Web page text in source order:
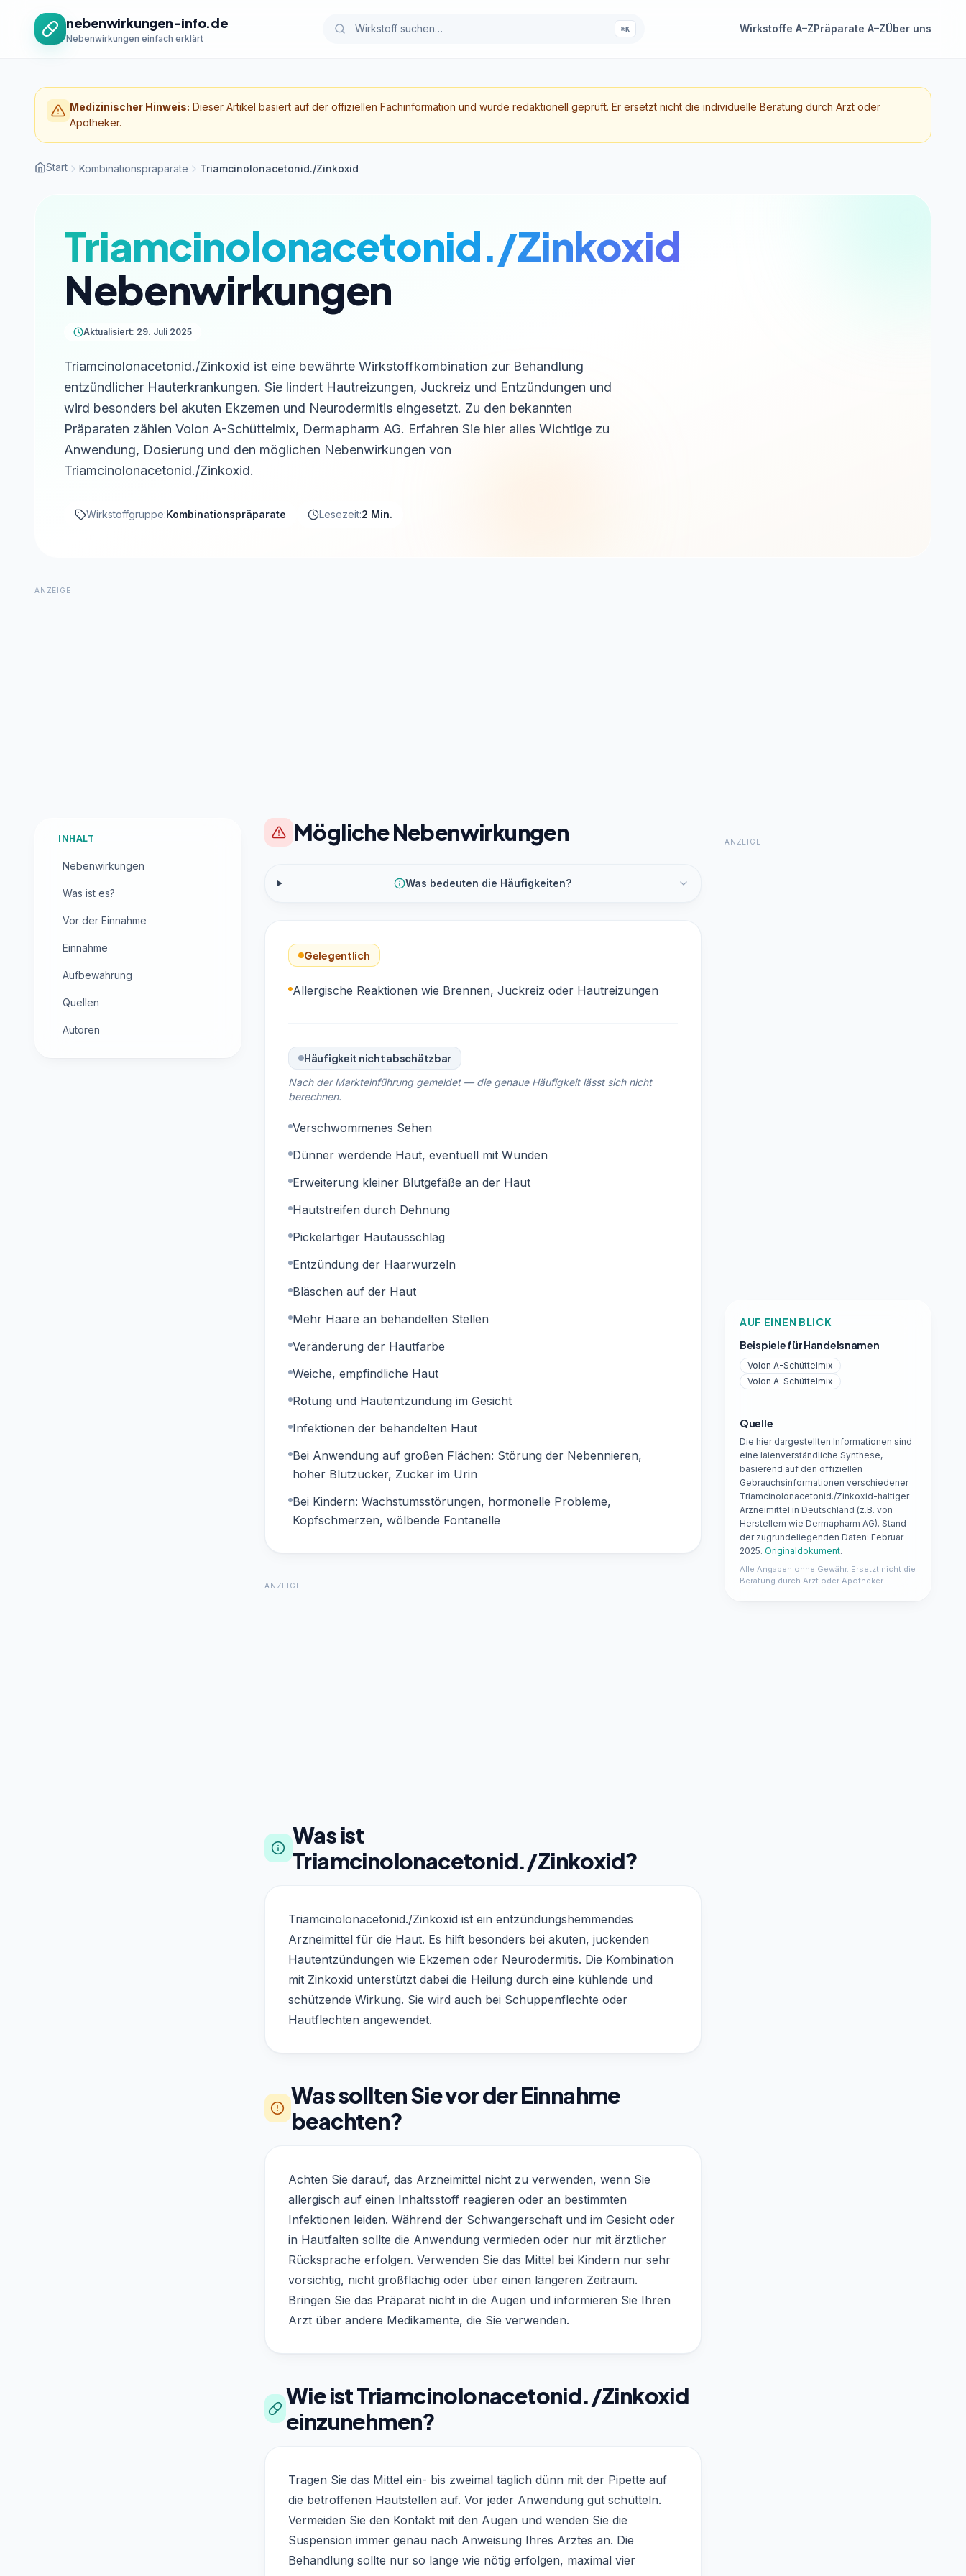
nebenwirkungen-info.de
Nebenwirkungen einfach erklärt
⌘K Wirkstoffe A–ZPräparate A–ZÜber uns
Medizinischer Hinweis: Dieser Artikel basiert auf der offiziellen Fachinformation und wurde redaktionell geprüft. Er ersetzt nicht die individuelle Beratung durch Arzt oder
Apotheker.
Start Kombinationspräparate Triamcinolonacetonid./Zinkoxid
Triamcinolonacetonid./Zinkoxid
Nebenwirkungen
Aktualisiert: 29. Juli 2025
Triamcinolonacetonid./Zinkoxid ist eine bewährte Wirkstoffkombination zur Behandlung
entzündlicher Hauterkrankungen. Sie lindert Hautreizungen, Juckreiz und Entzündungen und
wird besonders bei akuten Ekzemen und Neurodermitis eingesetzt. Zu den bekannten
Präparaten zählen Volon A-Schüttelmix, Dermapharm AG. Erfahren Sie hier alles Wichtige zu
Anwendung, Dosierung und den möglichen Nebenwirkungen von
Triamcinolonacetonid./Zinkoxid.
Wirkstoffgruppe:Kombinationspräparate Lesezeit:2 Min.
ANZEIGE
INHALT
Nebenwirkungen
Was ist es?
Vor der Einnahme
Einnahme
Aufbewahrung
Quellen
Autoren
Mögliche Nebenwirkungen
Was bedeuten die Häufigkeiten?
Gelegentlich
Allergische Reaktionen wie Brennen, Juckreiz oder Hautreizungen
Häufigkeit nicht abschätzbar
Nach der Markteinführung gemeldet — die genaue Häufigkeit lässt sich nicht
berechnen.
Verschwommenes Sehen
Dünner werdende Haut, eventuell mit Wunden
Erweiterung kleiner Blutgefäße an der Haut
Hautstreifen durch Dehnung
Pickelartiger Hautausschlag
Entzündung der Haarwurzeln
Bläschen auf der Haut
Mehr Haare an behandelten Stellen
Veränderung der Hautfarbe
Weiche, empfindliche Haut
Rötung und Hautentzündung im Gesicht
Infektionen der behandelten Haut
Bei Anwendung auf großen Flächen: Störung der Nebennieren,
hoher Blutzucker, Zucker im Urin
Bei Kindern: Wachstumsstörungen, hormonelle Probleme,
Kopfschmerzen, wölbende Fontanelle
ANZEIGE
Was ist
Triamcinolonacetonid./Zinkoxid?
Triamcinolonacetonid./Zinkoxid ist ein entzündungshemmendes
Arzneimittel für die Haut. Es hilft besonders bei akuten, juckenden
Hautentzündungen wie Ekzemen oder Neurodermitis. Die Kombination
mit Zinkoxid unterstützt dabei die Heilung durch eine kühlende und
schützende Wirkung. Sie wird auch bei Schuppenflechte oder
Hautflechten angewendet.
Was sollten Sie vor der Einnahme
beachten?
Achten Sie darauf, das Arzneimittel nicht zu verwenden, wenn Sie
allergisch auf einen Inhaltsstoff reagieren oder an bestimmten
Infektionen leiden. Während der Schwangerschaft und im Gesicht oder
in Hautfalten sollte die Anwendung vermieden oder nur mit ärztlicher
Rücksprache erfolgen. Verwenden Sie das Mittel bei Kindern nur sehr
vorsichtig, nicht großflächig oder über einen längeren Zeitraum.
Bringen Sie das Präparat nicht in die Augen und informieren Sie Ihren
Arzt über andere Medikamente, die Sie verwenden.
Wie ist Triamcinolonacetonid./Zinkoxid
einzunehmen?
Tragen Sie das Mittel ein- bis zweimal täglich dünn mit der Pipette auf
die betroffenen Hautstellen auf. Vor jeder Anwendung gut schütteln.
Vermeiden Sie den Kontakt mit den Augen und wenden Sie die
Suspension immer genau nach Anweisung Ihres Arztes an. Die
Behandlung sollte nur so lange wie nötig erfolgen, maximal vier
ANZEIGE
AUF EINEN BLICK
Beispiele für Handelsnamen
Volon A-Schüttelmix
Volon A-Schüttelmix
Quelle
Die hier dargestellten Informationen sind
eine laienverständliche Synthese,
basierend auf den offiziellen
Gebrauchsinformationen verschiedener
Triamcinolonacetonid./Zinkoxid-haltiger
Arzneimittel in Deutschland (z.B. von
Herstellern wie Dermapharm AG). Stand
der zugrundeliegenden Daten: Februar
2025. Originaldokument.
Alle Angaben ohne Gewähr. Ersetzt nicht die
Beratung durch Arzt oder Apotheker.